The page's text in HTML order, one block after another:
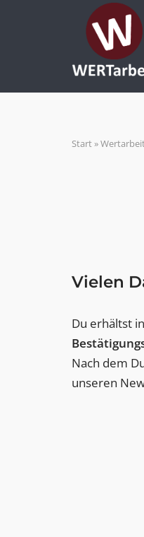
Start»
Vielen
Du erhältst
Nach dem
unseren